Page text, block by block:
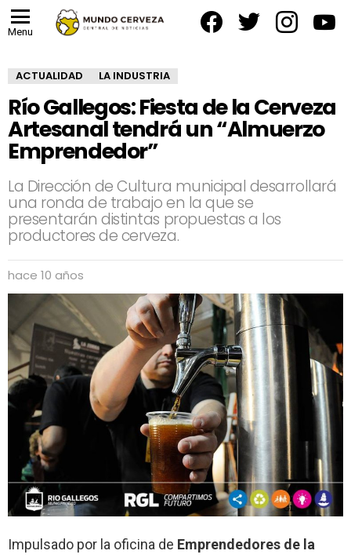
Menu
ACTUALIDAD LA INDUSTRIA
Río Gallegos: Fiesta de la Cerveza
Artesanal tendrá un “Almuerzo
Emprendedor”
La Dirección de Cultura municipal desarrollará
una ronda de trabajo en la que se
presentarán distintas propuestas a los
productores de cerveza.
hace 10 años
Impulsado por la oficina de Emprendedores de la